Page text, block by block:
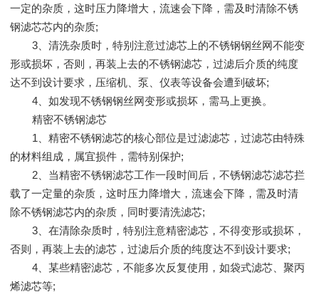
一定的杂质，这时压力降增大，流速会下降，需及时清除不锈
钢滤芯芯内的杂质;
3、清洗杂质时，特别注意过滤芯上的不锈钢钢丝网不能变
形或损坏，否则，再装上去的不锈钢滤芯，过滤后介质的纯度
达不到设计要求，压缩机、泵、仪表等设备会遭到破坏;
4、如发现不锈钢钢丝网变形或损坏，需马上更换。
精密不锈钢滤芯
1、精密不锈钢滤芯的核心部位是过滤滤芯，过滤芯由特殊
的材料组成，属宜损件，需特别保护;
2、当精密不锈钢滤芯工作一段时间后，不锈钢滤芯滤芯拦
载了一定量的杂质，这时压力降增大，流速会下降，需及时清
除不锈钢滤芯内的杂质，同时要清洗滤芯;
3、在清除杂质时，特别注意精密滤芯，不得变形或损坏，
否则，再装上去的滤芯，过滤后介质的纯度达不到设计要求;
4、某些精密滤芯，不能多次反复使用，如袋式滤芯、聚丙
烯滤芯等;